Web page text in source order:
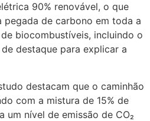
90% renovável, o que
pegada de carbono em toda a
biocombustíveis, incluindo o
destaque para explicar a
destacam que o caminhão
com a mistura de 15% de
um nível de emissão de CO₂